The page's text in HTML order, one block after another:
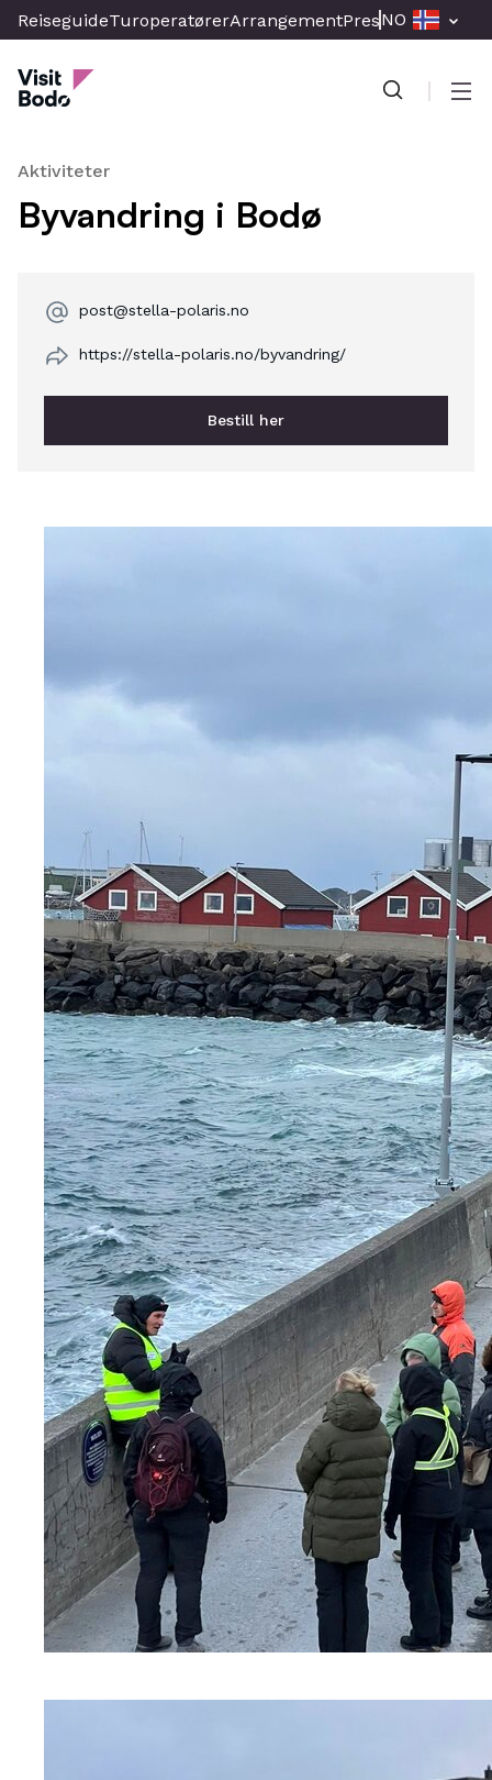
Skip
to
main
content
ReiseguideTuroperatørerArrangementPresse & Media
NO
Visit Bodo
Aktiviteter
Byvandring i Bodø
post@stella-polaris.no
https://stella-polaris.no/byvandring/
Bestill her